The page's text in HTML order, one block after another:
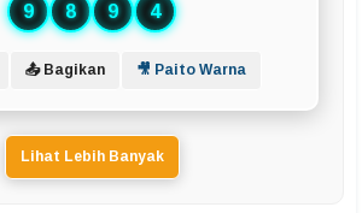
9 8 9 4
📤 Bagikan 🎥 Paito Warna
Lihat Lebih Banyak